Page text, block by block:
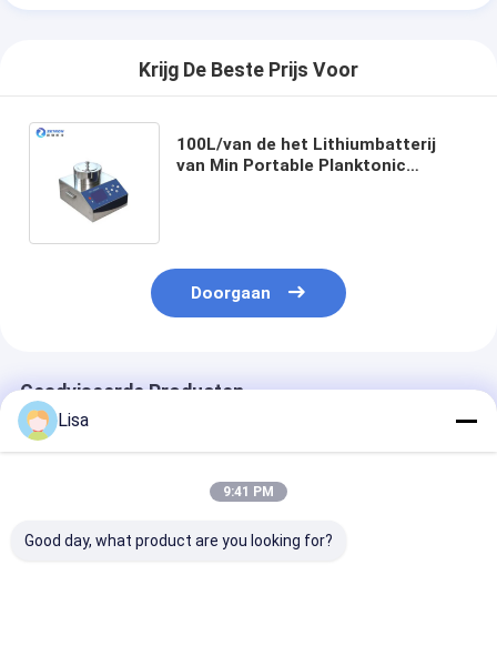
Krijg De Beste Prijs Voor
100L/van de het Lithiumbatterij
van Min Portable Planktonic
Doorgaan
Geadviseerde Producten
Lisa
9:41 PM
Good day, what product are you looking for?